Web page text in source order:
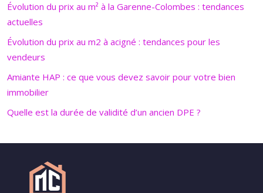
Évolution du prix au m² à la Garenne-Colombes : tendances
actuelles
Évolution du prix au m2 à acigné : tendances pour les
vendeurs
Amiante HAP : ce que vous devez savoir pour votre bien
immobilier
Quelle est la durée de validité d’un ancien DPE ?